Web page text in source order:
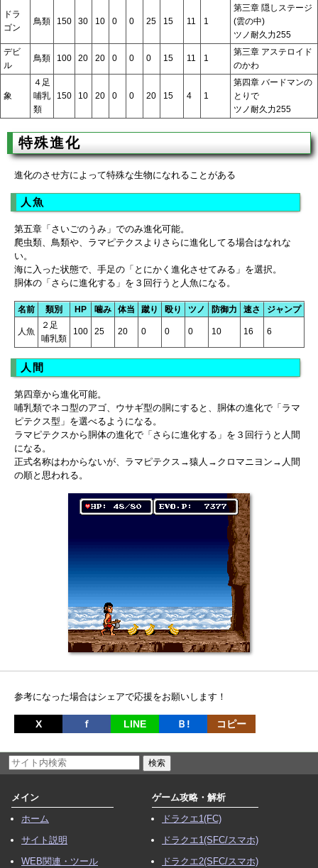
ドラ
ゴン
鳥類 150 30 10 0 0 25 15 11 1
第三章 隠しステージ
(雲の中)
ツノ耐久力255
デビ
ル
鳥類 100 20 20 0 0 0 15 11 1
第三章 アステロイド
のかわ
象
４足
哺乳
類
150 10 20 0 0 20 15 4 1
第四章 バードマンの
とりで
ツノ耐久力255
特殊進化
進化のさせ方によって特殊な生物になれることがある
人魚
第五章「さいごのうみ」でのみ進化可能。
爬虫類、鳥類や、ラマピテクスよりさらに進化してる場合はなれな
い。
海に入った状態で、手足の「とにかく進化させてみる」を選択。
胴体の「さらに進化する」を３回行うと人魚になる。
名前 類別 HP 噛み 体当 蹴り 殴り ツノ 防御力 速さ ジャンプ
人魚
２足
哺乳類
100 25 20 0 0 0 10 16 6
人間
第四章から進化可能。
哺乳類でネコ型のアゴ、ウサギ型の胴にすると、胴体の進化で「ラマ
ピテクス型」を選べるようになる。
ラマピテクスから胴体の進化で「さらに進化する」を３回行うと人間
になる。
正式名称はわからないが、ラマピテクス→猿人→クロマニヨン→人間
の順と思われる。
参考になった場合はシェアで応援をお願いします！
X ｆ LINE Ｂ! コピー
メイン
ホーム
サイト説明
WEB関連・ツール
ゲーム攻略・解析
ドラクエ1(FC)
ドラクエ1(SFC/スマホ)
ドラクエ2(SFC/スマホ)